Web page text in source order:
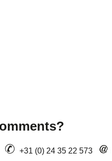
+31 (0) 24 35 22 573